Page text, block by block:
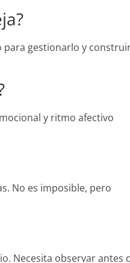
para gestionarlo y
y ritmo afectivo
No es imposible, pero
Necesita observar antes